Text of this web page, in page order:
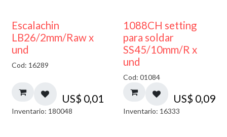
Escalachin
LB26/2mm/Raw x
und
Cod: 16289
US$ 0,01
Inventario: 180048
1088CH setting
para soldar
SS45/10mm/R x
und
Cod: 01084
US$ 0,09
Inventario: 16333